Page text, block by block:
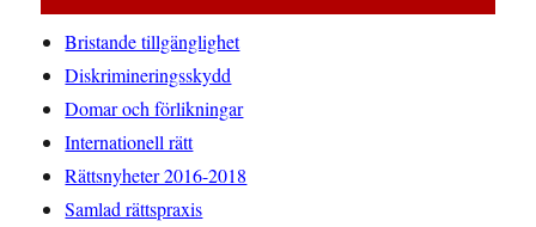
Bristande tillgänglighet
Diskrimineringsskydd
Domar och förlikningar
Internationell rätt
Rättsnyheter 2016-2018
Samlad rättspraxis